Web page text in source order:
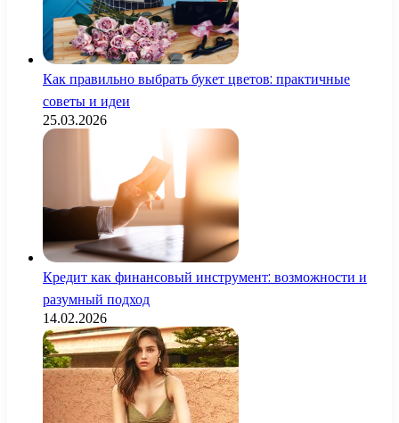
Как правильно выбрать букет цветов: практичные
советы и идеи
25.03.2026
Кредит как финансовый инструмент: возможности и
разумный подход
14.02.2026